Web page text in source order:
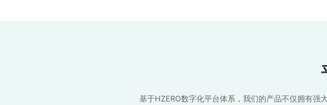
基于HZERO数字化平台体系，我们的产品不仅拥有强